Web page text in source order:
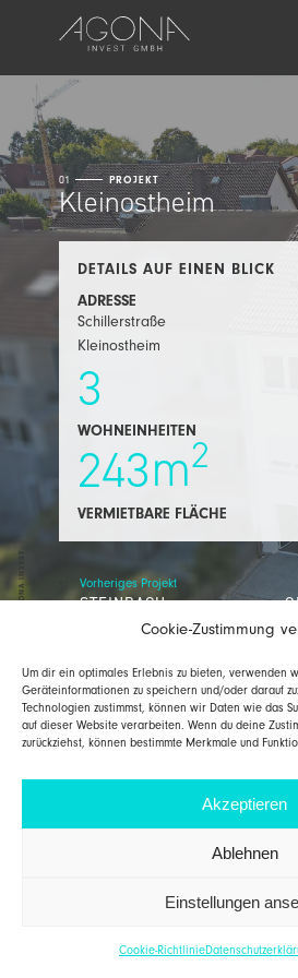
Cookie-Zustimmung
Um dir ein optimales Erlebnis zu bieten, verwenden
Geräteinformationen zu speichern und/oder darauf
Technologien zustimmst, können wir Daten wie das
auf dieser Website verarbeiten. Wenn du deine
zurückziehst, können bestimmte Merkmale und
Akzeptieren
Ablehnen
Einstellungen
Cookie-Richtlinie
AGONA INVEST
01 PROJEKT
Kleinostheim
DETAILS AUF EINEN BLICK
ADRESSE
Schillerstraße
Kleinostheim
3
WOHNEINHEITEN
243m2
VERMIETBARE FLÄCHE
Vorheriges Projekt
STEINBACH
(TAUNUS)
Würzburger Straße 17
T
F